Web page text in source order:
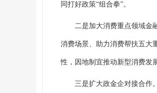
同打好政策“组合拳”。
二是加大消费重点领域金
消费场景、助力消费帮扶五大
性，因地制宜推动新型消费发
三是扩大政金企对接合作